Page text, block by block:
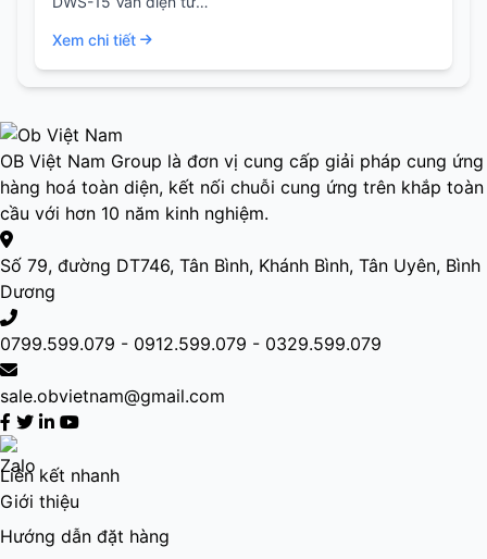
Xem chi tiết
OB Việt Nam Group là đơn vị cung cấp giải pháp cung ứng
hàng hoá toàn diện, kết nối chuỗi cung ứng trên khắp toàn
cầu với hơn 10 năm kinh nghiệm.
Số 79, đường DT746, Tân Bình, Khánh Bình, Tân Uyên, Bình
Dương
0799.599.079 - 0912.599.079 - 0329.599.079
sale.obvietnam@gmail.com
Liên kết nhanh
Giới thiệu
Hướng dẫn đặt hàng